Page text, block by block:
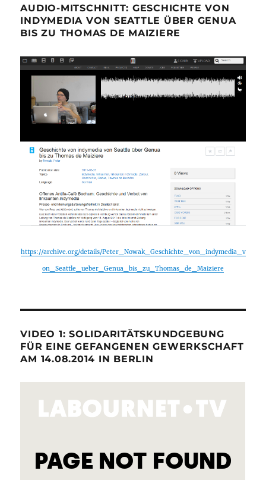
AUDIO-MITSCHNITT: GESCHICHTE VON
INDYMEDIA VON SEATTLE ÜBER GENUA
BIS ZU THOMAS DE MAIZIERE
https://archive.org/details/Peter_Nowak_Geschichte_von_indymedia_v
on_Seattle_ueber_Genua_bis_zu_Thomas_de_Maiziere
VIDEO 1: SOLIDARITÄTSKUNDGEBUNG
FÜR EINE GEFANGENEN GEWERKSCHAFT
AM 14.08.2014 IN BERLIN